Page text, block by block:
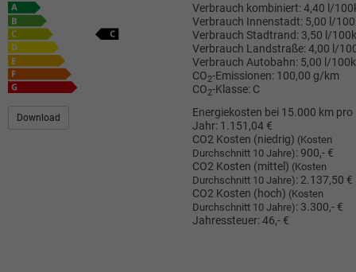
Verbrauch kombiniert:4,40 l/
Verbrauch Innenstadt: 5,00 l/
Verbrauch Stadtrand: 3,50 l/
Verbrauch Landstraße:4,00 l/
Verbrauch Autobahn: 5,00 l/
CO2-Emissionen: 100,00 g/km
CO2-Klasse: C
Download
Energiekosten bei 15.000 km pro
Jahr: 1.151,04 €
CO2 Kosten (niedrig) (Kosten
Durchschnitt 10 Jahre): 900,- €
CO2 Kosten (mittel) (Kosten
Durchschnitt 10 Jahre): 2.137,50 €
CO2 Kosten (hoch) (Kosten
Durchschnitt 10 Jahre): 3.300,- €
Jahressteuer:46,- €